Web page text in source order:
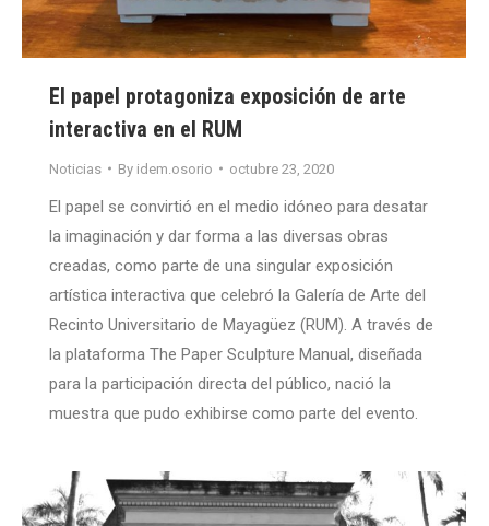
El papel protagoniza exposición de arte
interactiva en el RUM
Noticias By idem.osorio octubre 23, 2020
El papel se convirtió en el medio idóneo para desatar
la imaginación y dar forma a las diversas obras
creadas, como parte de una singular exposición
artística interactiva que celebró la Galería de Arte del
Recinto Universitario de Mayagüez (RUM). A través de
la plataforma The Paper Sculpture Manual, diseñada
para la participación directa del público, nació la
muestra que pudo exhibirse como parte del evento.